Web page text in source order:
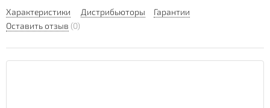
Характеристики Дистрибьюторы
Гарантии
Оставить отзыв (0)